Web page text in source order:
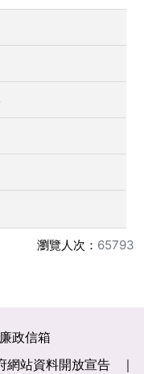
瀏覽人次： 65793
廉政信箱
網站資料開放宣告